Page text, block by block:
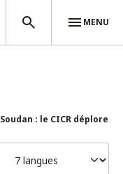
MENU
Soudan : le CICR déplore